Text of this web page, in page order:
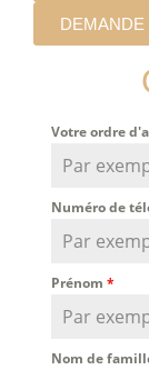
DEMANDE
Votre ordre
Numéro de
Prénom *
Nom de